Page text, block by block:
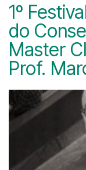
1º
do
Master
Prof.